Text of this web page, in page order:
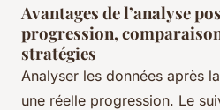
Avantages de l’analyse
progression,
stratégies
Analyser les données après
une réelle progression. Le